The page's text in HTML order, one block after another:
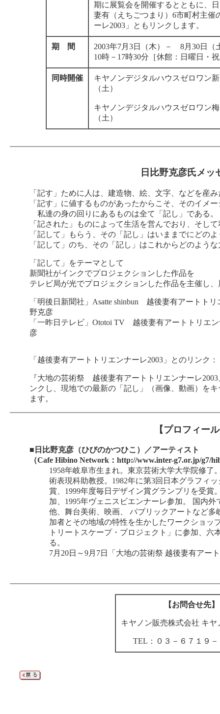
期に展覧会を開催するとともに、
妻有（えちごつまり）6市町村主催
ーレ2003」ともリンクします。
期 間
2003年7月3日（木）－ 8月30日（
10時－17時30分［休館：日曜日・
同時開催
キヤノンデジタルハウスゼロワン
（土）
キヤノンデジタルハウスゼロワン
（土）
日比野克彦氏メッ
「記す」ために人は、建造物、絵、文字、などを産
「記す」に値するものがあったからこそ、そのイメ
私達の身の回りにあるものは全て「記し」である。
「記された」ものによって生活を営んでおり、そし
「記して」もらう、その「記し」はいままでにどの
「記して」のち、その「記し」はこれからどのよう
「記して」をテーマとして
新聞社がインクでプロジェクションした作品を
テレビ局が光でプロジェクションした作品を主催し
「明後日新聞社」Asatte shinbun 越後妻有アート
野克彦
「一昨日テレビ」Ototoi TV 越後妻有アートトリ
彦
「越後妻有アートトリエンナーレ2003」とのリンク：
『大地の芸術祭 越後妻有アートトリエンナーレ
ンクし、現地での最新の「記し」（画像、動画）を
ます。
【プロフィー
■日比野克彦（ひびのかつひこ）／アーティスト
（Cafe Hibino Network：http://www.inter-g7.or.jp/g7/
1958年岐阜市生まれ。東京芸術大学大学院修了
術表現科助教授。1982年に第3回日本グラフィ
賞、1999年度毎日デザイン賞グランプリを受賞
加、1995年ヴェニスビエンナーレ参加。 国内
他、舞台美術、映画、 パブリックアートなど
加者とその地域の特性を生かしたワークショッ
トリートスケープ・プロジェクト」に参加、六
る。
7月20日～9月7日「大地の芸術祭 越後妻有アー
【お問合せ先】
キヤノン販売株式会社 キヤ
TEL：０３－６７１９